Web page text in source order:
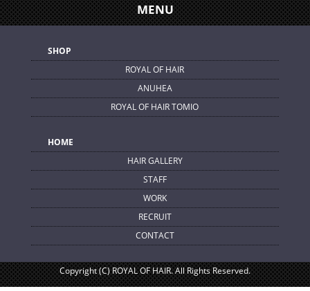
MENU
SHOP
ROYAL OF HAIR
ANUHEA
ROYAL OF HAIR TOMIO
HOME
HAIR GALLERY
STAFF
WORK
RECRUIT
CONTACT
Copyright (C) ROYAL OF HAIR. All Rights Reserved.